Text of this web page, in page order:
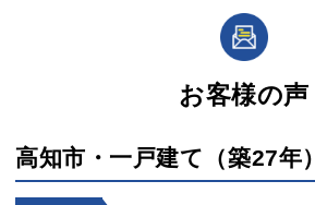
お客様の声
高知市・一戸建て（築27年）